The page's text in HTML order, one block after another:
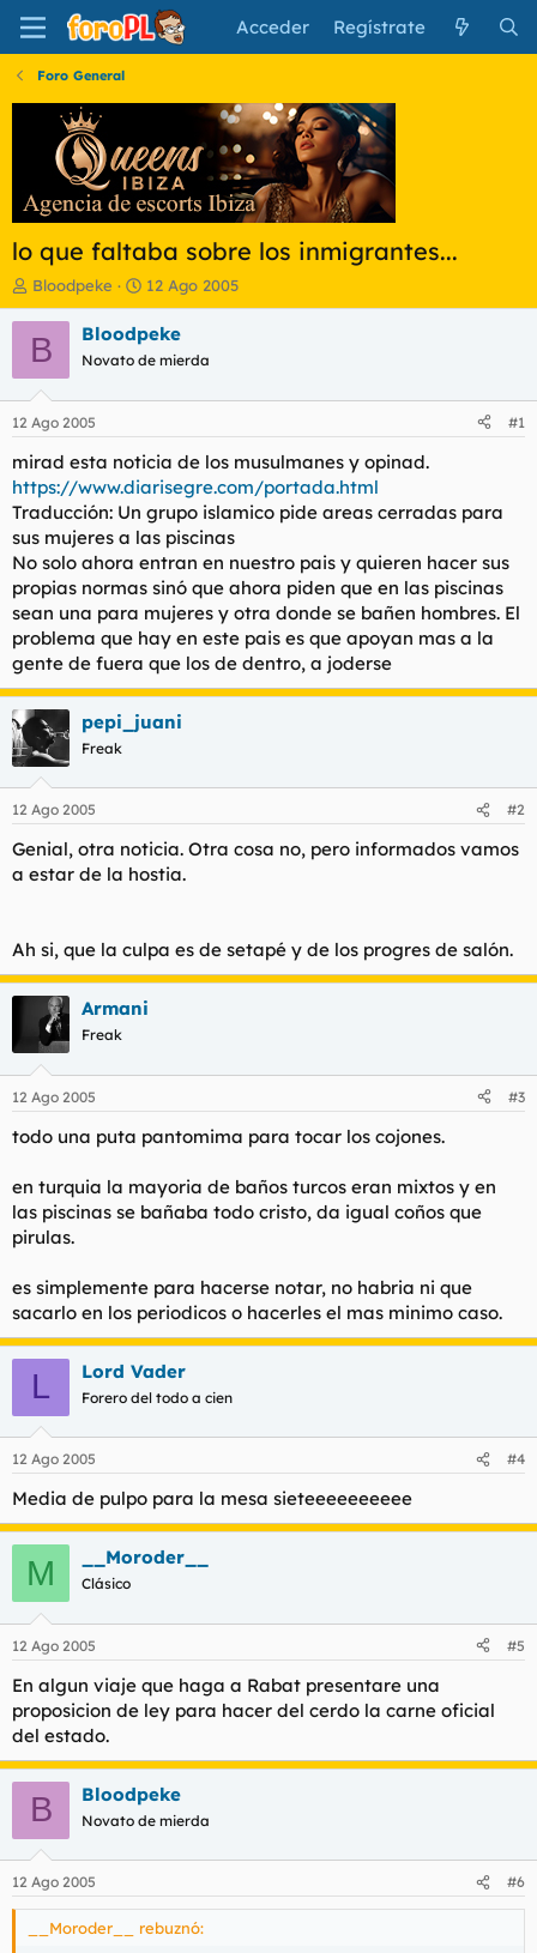
Acceder Regístrate
Foro General
lo que faltaba sobre los inmigrantes...
I
n
i
c
a
d
o
r
d
e
l
t
e
m
a
Bloodpeke
F
e
c
a
i
n
c
i
o
12 Ago 2005
B Bloodpeke
Novato de mierda
12 Ago 2005 #1
mirad esta noticia de los musulmanes y opinad.
https://www.diarisegre.com/portada.html
Traducción: Un grupo islamico pide areas cerradas para
sus mujeres a las piscinas
No solo ahora entran en nuestro pais y quieren hacer sus
propias normas sinó que ahora piden que en las piscinas
sean una para mujeres y otra donde se bañen hombres. El
problema que hay en este pais es que apoyan mas a la
gente de fuera que los de dentro, a joderse
pepi_juani
Freak
12 Ago 2005 #2
Genial, otra noticia. Otra cosa no, pero informados vamos
a estar de la hostia.
Ah si, que la culpa es de setapé y de los progres de salón.
Armani
Freak
12 Ago 2005 #3
todo una puta pantomima para tocar los cojones.
en turquia la mayoria de baños turcos eran mixtos y en
las piscinas se bañaba todo cristo, da igual coños que
pirulas.
es simplemente para hacerse notar, no habria ni que
sacarlo en los periodicos o hacerles el mas minimo caso.
L Lord Vader
Forero del todo a cien
12 Ago 2005 #4
Media de pulpo para la mesa sieteeeeeeeeee
M __Moroder__
Clásico
12 Ago 2005 #5
En algun viaje que haga a Rabat presentare una
proposicion de ley para hacer del cerdo la carne oficial
del estado.
B Bloodpeke
Novato de mierda
12 Ago 2005 #6
__Moroder__ rebuznó: